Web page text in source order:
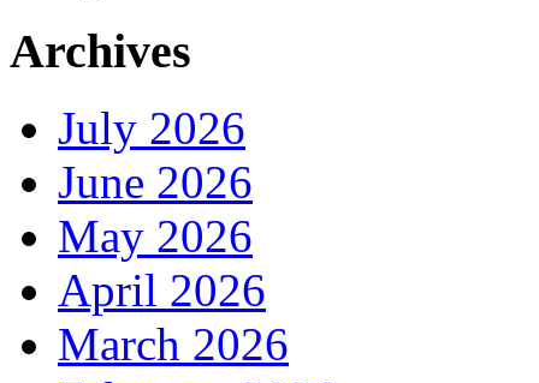
Archives
July 2026
June 2026
May 2026
April 2026
March 2026